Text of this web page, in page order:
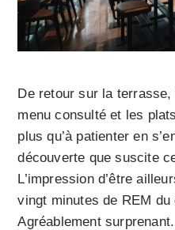
De retour sur la
menu consulté et les
plus qu’à patienter en
découverte que suscite
L’impression d’être
vingt minutes de REM
Agréablement surprenant.